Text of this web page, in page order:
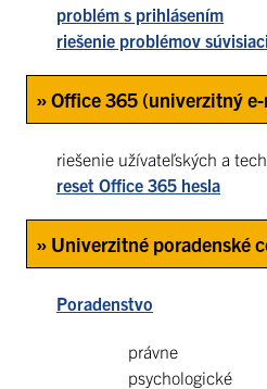
problém s prihlásením
riešenie problémov
» Office 365 (univerzitný
riešenie užívateľských a
reset Office 365 hesla
» Univerzitné poradenské
Poradenstvo
právne
psychologické